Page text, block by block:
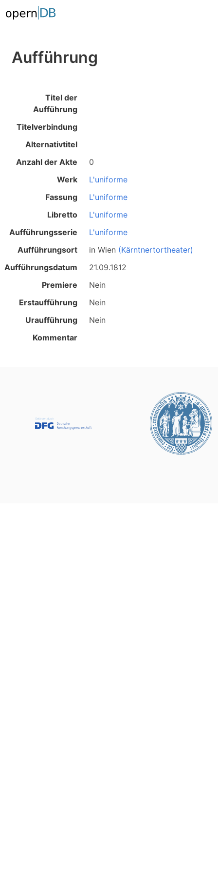
Aufführung
Titel der
Aufführung
Titelverbindung
Alternativtitel
Anzahl der Akte
0
Werk
L'uniforme
Fassung
L'uniforme
Libretto
L'uniforme
Aufführungsserie
L'uniforme
Aufführungsort
inWien (Kärntnertortheater)
Aufführungsdatum
21.09.1812
Premiere
Nein
Erstaufführung
Nein
Uraufführung
Nein
Kommentar